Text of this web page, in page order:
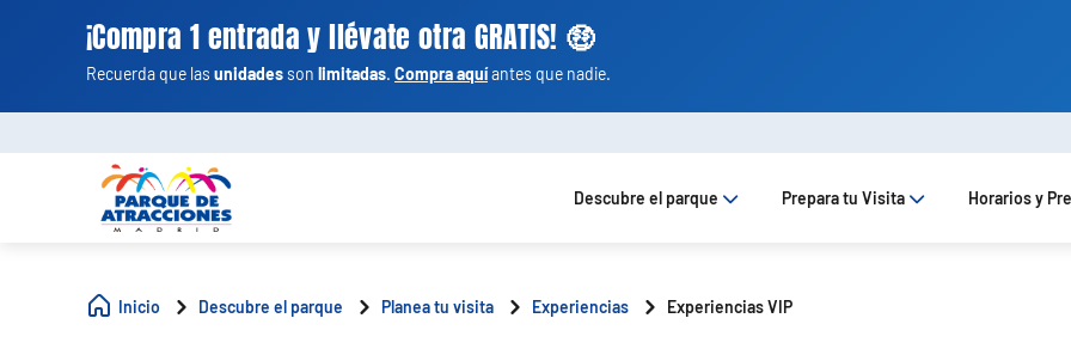
¡Compra 1 entrada y llévate otra GRATIS! 🤑
Recuerda que las unidadesson limitadas. Compra aquíantes que nadie.
Descubre el parque Prepara tu Visita Horarios y
Inicio Descubre el parque Planea tu visita Experiencias Experiencias VIP